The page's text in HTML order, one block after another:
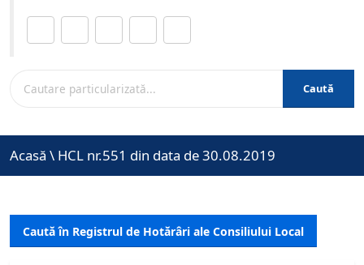
Caută
Acasă \ HCL nr.551 din data de 30.08.2019
Caută în Registrul de Hotărâri ale Consiliului Local